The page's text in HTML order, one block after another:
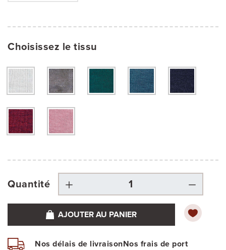
Choisissez le tissu
Quantité
AJOUTER AU PANIER
Nos délais de livraisonNos frais de port